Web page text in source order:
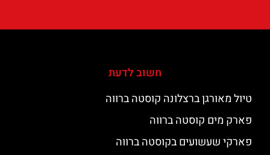
חשוב לדעת
טיול מאורגן ברצלונה קוסטה ברווה
פארק מים קוסטה ברווה
פארקי שעשועים בקוסטה ברווה